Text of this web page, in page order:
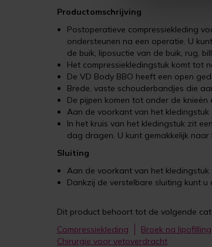
Productomschrijving
Postoperatieve compressiekleding
ondersteunen na een operatie. U
de buik, liposuctie van de buik, rug,
Het compressiekledingstuk komt tot
De VD Body BBO heeft een open
Brede, vaste schouderbandjes die
De pijpen komen tot onder de
Aan de voorkant van het
In het kruis van het kledingstuk zit
dag dragen. U kunt gemakkelijk
Sluiting
Aan de voorkant van het
Dankzij de verstelbare sluiting kunt u
Dit product behoort tot de volgende
Compressiekleding
Broek na lipofilling
Chirurgie voor vetoverdracht